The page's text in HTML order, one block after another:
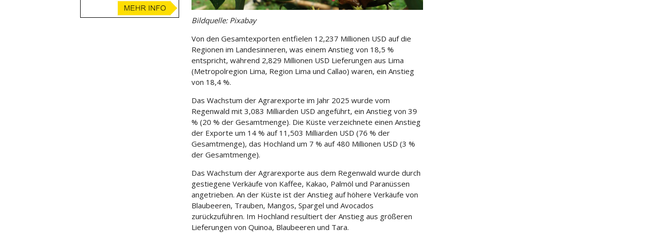
Bildquelle: Pixabay
Von den Gesamtexporten entfielen 12,237 Millionen USD auf die
Regionen im Landesinneren, was einem Anstieg von 18,5 %
entspricht, während 2,829 Millionen USD Lieferungen aus Lima
(Metropolregion Lima, Region Lima und Callao) waren, ein Anstieg
von 18,4 %.
Das Wachstum der Agrarexporte im Jahr 2025 wurde vom
Regenwald mit 3,083 Milliarden USD angeführt, ein Anstieg von 39
% (20 % der Gesamtmenge). Die Küste verzeichnete einen Anstieg
der Exporte um 14 % auf 11,503 Milliarden USD (76 % der
Gesamtmenge), das Hochland um 7 % auf 480 Millionen USD (3 %
der Gesamtmenge).
Das Wachstum der Agrarexporte aus dem Regenwald wurde durch
gestiegene Verkäufe von Kaffee, Kakao, Palmöl und Paranüssen
angetrieben. An der Küste ist der Anstieg auf höhere Verkäufe von
Blaubeeren, Trauben, Mangos, Spargel und Avocados
zurückzuführen. Im Hochland resultiert der Anstieg aus größeren
Lieferungen von Quinoa, Blaubeeren und Tara.